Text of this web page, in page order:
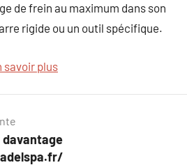
de frein au maximum dans son
rigide ou un outil spécifique.
savoir plus
davantage